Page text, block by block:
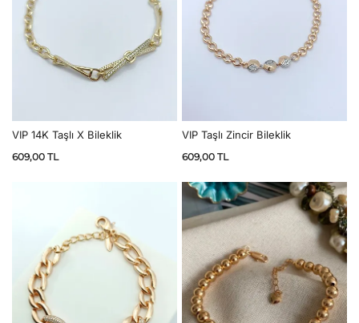
VIP 14K Taşlı X Bileklik
609,00 TL
VIP Taşlı Zincir Bileklik
609,00 TL